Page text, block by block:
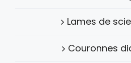
Lames de
Couronnes